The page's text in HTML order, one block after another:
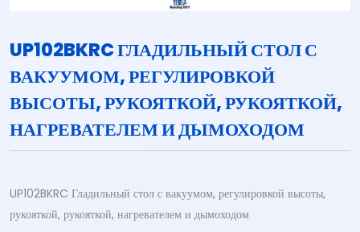
UP102BKRC ГЛАДИЛЬНЫЙ СТОЛ С
ВАКУУМОМ, РЕГУЛИРОВКОЙ
ВЫСОТЫ, РУКОЯТКОЙ, РУКОЯТКОЙ,
НАГРЕВАТЕЛЕМ И ДЫМОХОДОМ
UP102BKRC Гладильный стол с вакуумом, регулировкой высоты,
рукояткой, рукояткой, нагревателем и дымоходом